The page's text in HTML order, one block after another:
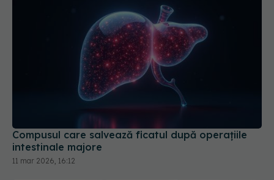
Compusul care salvează ficatul după operațiile
intestinale majore
11 mar 2026, 16:12